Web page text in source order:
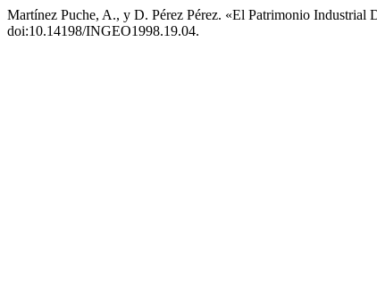
Martínez Puche, A., y D. Pérez Pérez. «El Patrimonio
doi:10.14198/INGEO1998.19.04.